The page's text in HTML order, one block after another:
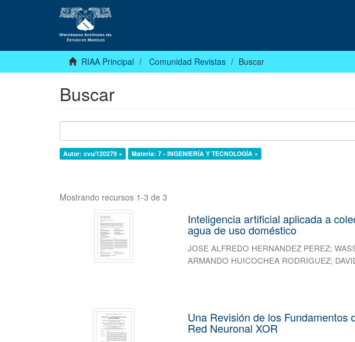
RIAA Principal Comunidad Revistas Buscar
Buscar
Autor: cvu/120279 × Materia: 7 - INGENIERÍA Y TECNOLOGÍA ×
Mostrando recursos 1-3 de 3
Inteligencia artificial aplicada a
agua de uso doméstico
JOSE ALFREDO HERNANDEZ PEREZ;
ARMANDO HUICOCHEA RODRIGUEZ;
Una Revisión de los
Red Neuronal XOR